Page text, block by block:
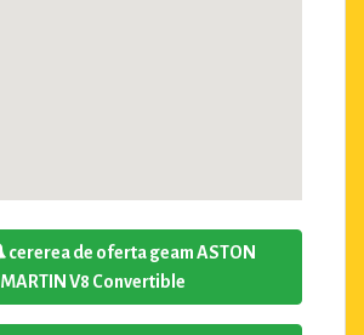
cererea de oferta geam ASTON
MARTIN V8 Convertible